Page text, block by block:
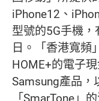
iPhone12、
型號的5G手機
日。「香港寬頻
HOME+的電子
Samsung產品，
「SmarTone」